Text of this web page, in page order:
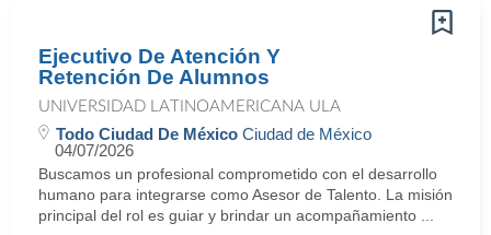
Ejecutivo De Atención Y
Retención De Alumnos
UNIVERSIDAD LATINOAMERICANA ULA
Todo Ciudad De México Ciudad de México
04/07/2026
Buscamos un profesional comprometido con el desarrollo
humano para integrarse como Asesor de Talento. La misión
principal del rol es guiar y brindar un acompañamiento ...